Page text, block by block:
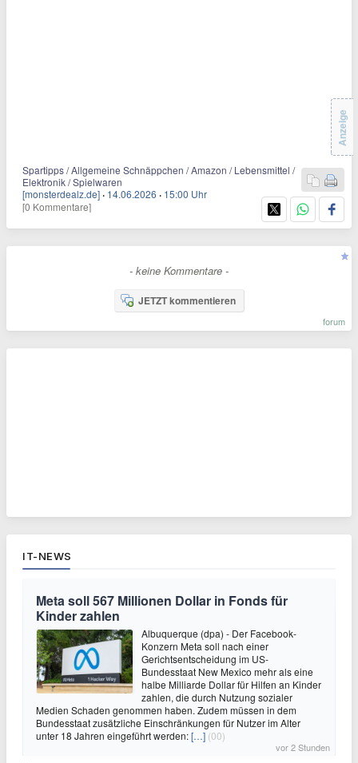
Spartipps / Allgemeine Schnäppchen / Amazon / Lebensmittel /
Elektronik / Spielwaren
[monsterdealz.de] · 14.06.2026 · 15:00 Uhr
[0 Kommentare]
Anzeige
- keine Kommentare -
JETZT kommentieren
forum
IT-NEWS
Meta soll 567 Millionen Dollar in Fonds für
Kinder zahlen
Albuquerque (dpa) - Der Facebook-
Konzern Meta soll nach einer
Gerichtsentscheidung im US-
Bundesstaat New Mexico mehr als eine
halbe Milliarde Dollar für Hilfen an Kinder
zahlen, die durch Nutzung sozialer
Medien Schaden genommen haben. Zudem müssen in dem
Bundesstaat zusätzliche Einschränkungen für Nutzer im Alter
unter 18 Jahren eingeführt werden:[…] (00)
vor 2 Stunden